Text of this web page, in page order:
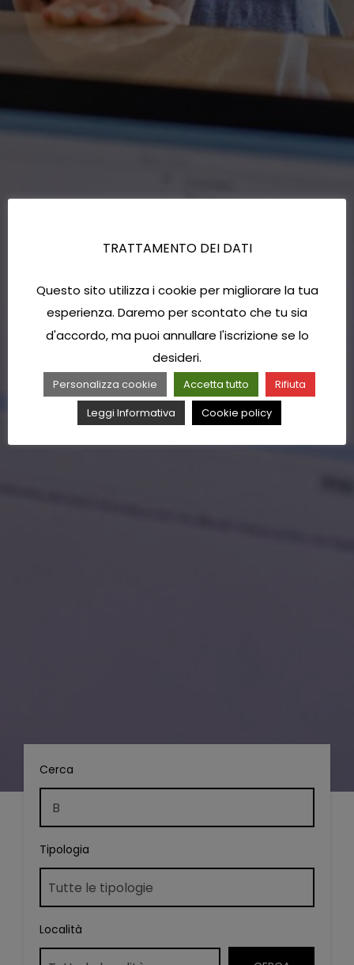
Cerca
Tipologia
Località
TRATTAMENTO DEI DATI
Questo sito utilizza i cookie per migliorare la tua
esperienza. Daremo per scontato che tu sia
d'accordo, ma puoi annullare l'iscrizione se lo
desideri.
Personalizza cookie Accetta tutto
Rifiuta
Leggi Informativa
Cookie policy